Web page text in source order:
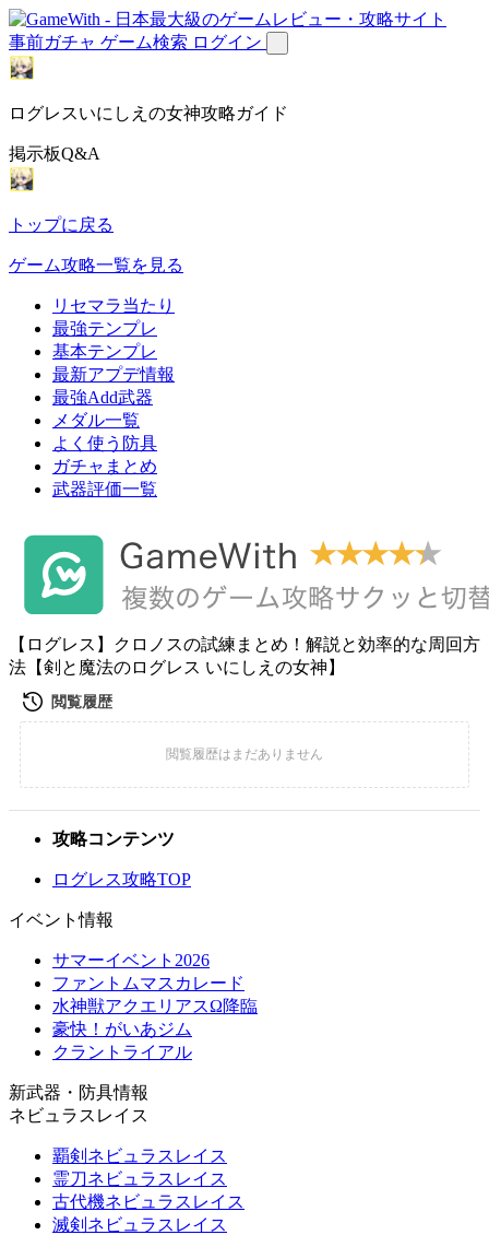
事前ガチャ ゲーム検索 ログイン
ログレスいにしえの女神攻略ガイド
掲示板Q&A
トップに戻る
ゲーム攻略一覧を見る
リセマラ当たり
最強テンプレ
基本テンプレ
最新アプデ情報
最強Add武器
メダル一覧
よく使う防具
ガチャまとめ
武器評価一覧
【ログレス】クロノスの試練まとめ！解説と効率的な周回方
法【剣と魔法のログレス いにしえの女神】
攻略コンテンツ
ログレス攻略TOP
イベント情報
サマーイベント2026
ファントムマスカレード
水神獣アクエリアスΩ降臨
豪快！がいあジム
クラントライアル
新武器・防具情報
ネビュラスレイス
覇剣ネビュラスレイス
霊刀ネビュラスレイス
古代機ネビュラスレイス
滅剣ネビュラスレイス